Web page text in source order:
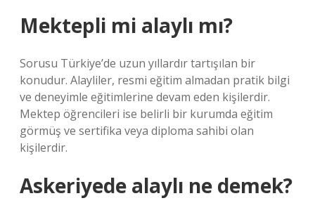
Mektepli mi alaylı mı?
Sorusu Türkiye’de uzun yıllardır tartışılan bir
konudur. Alayliler, resmi eğitim almadan pratik bilgi
ve deneyimle eğitimlerine devam eden kişilerdir.
Mektep öğrencileri ise belirli bir kurumda eğitim
görmüş ve sertifika veya diploma sahibi olan
kişilerdir.
Askeriyede alaylı ne demek?